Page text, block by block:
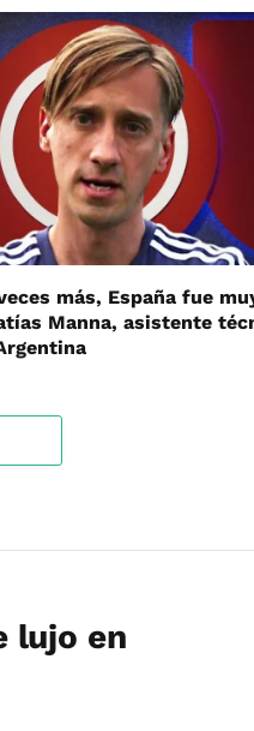
más, España fue
Manna, asistente
lujo en